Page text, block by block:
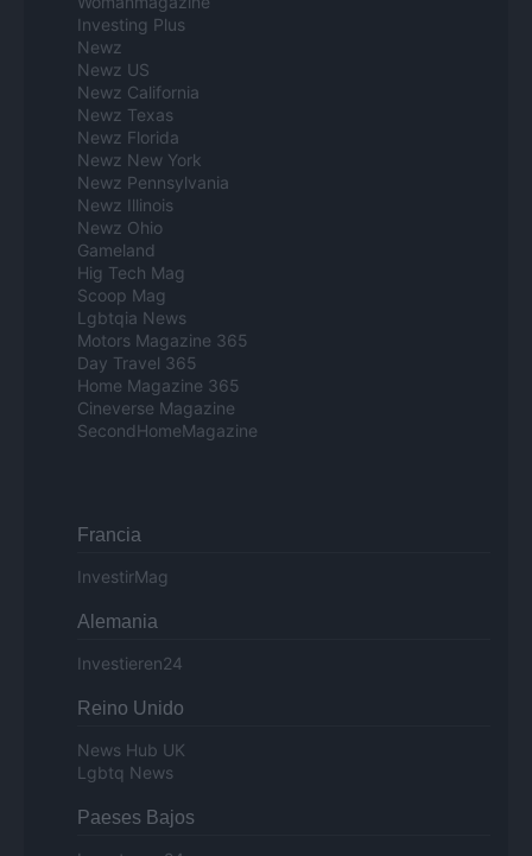
Investing Plus
Newz
Newz US
Newz California
Newz Texas
Newz Florida
Newz New York
Newz Pennsylvania
Newz Illinois
Newz Ohio
Gameland
Hig Tech Mag
Scoop Mag
Lgbtqia News
Motors Magazine 365
Day Travel 365
Home Magazine 365
Cineverse Magazine
SecondHomeMagazine
Francia
InvestirMag
Alemania
Investieren24
Reino Unido
News Hub UK
Lgbtq News
Paeses Bajos